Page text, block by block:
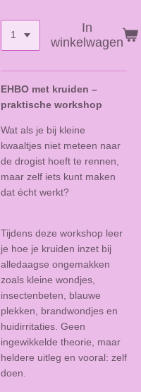
In
winkelwagen
EHBO met kruiden –
praktische workshop
Wat als je bij kleine
kwaaltjes niet meteen naar
de drogist hoeft te rennen,
maar zelf iets kunt maken
dat écht werkt?
Tijdens deze workshop leer
je hoe je kruiden inzet bij
alledaagse ongemakken
zoals kleine wondjes,
insectenbeten, blauwe
plekken, brandwondjes en
huidirritaties. Geen
ingewikkelde theorie, maar
heldere uitleg en vooral: zelf
doen.